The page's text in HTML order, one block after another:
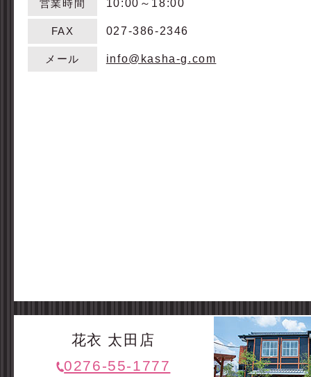
営業時間 10:00～18:00
FAX 027-386-2346
メール info@kasha-g.com
花衣 太田店
0276-55-1777